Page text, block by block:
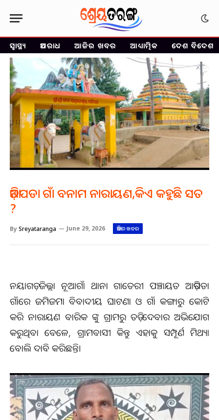
ସ୍ୱାସ୍ଥ୍ୟ ଅପରାଧ ଆଜିର ଖବର ଆଧ୍ୟାତ୍ମିକ ଦେଶ ବିଦେଶ
ଆଡ଼ିପଡା ଗାଁ ବନାମ ନାରାୟଣ,କିଏ କହୁଛି ସତ
?
BySreyataranga June 29, 2026 ଆଜିର ଖବର
ନୟାଗଡ଼ ଜିଲ୍ଲା ନୂଆଗାଁ ଥାନା ଗାତେରୀ ପଞ୍ଚାୟତ ଆଡ଼ିପଡା
ଗାଁରେ ଜମିଜମା ବିବାଦୀୟ ଘାଟଣା ଓ ଗାଁ କଙ୍ଗାରୁ କୋଟି
କରି ନାରାୟଣ ବାରିକ ଙ୍କୁ ଗ୍ରାମରୁ ତଡ଼ି ଦେବାର ଅଭିଯୋଗ
କରୁଥିବା ବେଳେ, ଗ୍ରାମବାସୀ କିନ୍ତୁ ଏହାକୁ ସମ୍ପୂର୍ଣ ମିଥ୍ୟା
ବୋଲି ଦାବି କରିଛନ୍ତି।